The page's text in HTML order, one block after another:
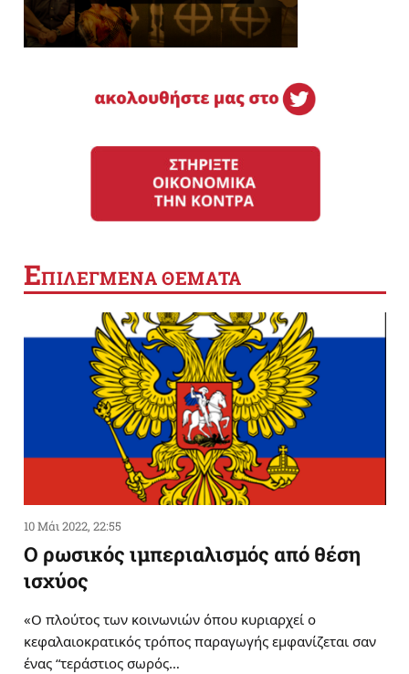
ΕΠΙΛΕΓΜΕΝΑ ΘΕΜΑΤΑ
10 Μάι 2022, 22:55
Ο ρωσικός ιμπεριαλισμός από θέση
ισχύος
«Ο πλούτος των κοινωνιών όπου κυριαρχεί ο
κεφαλαιοκρατικός τρόπος παραγωγής εμφανίζεται σαν
ένας “τεράστιος σωρός…